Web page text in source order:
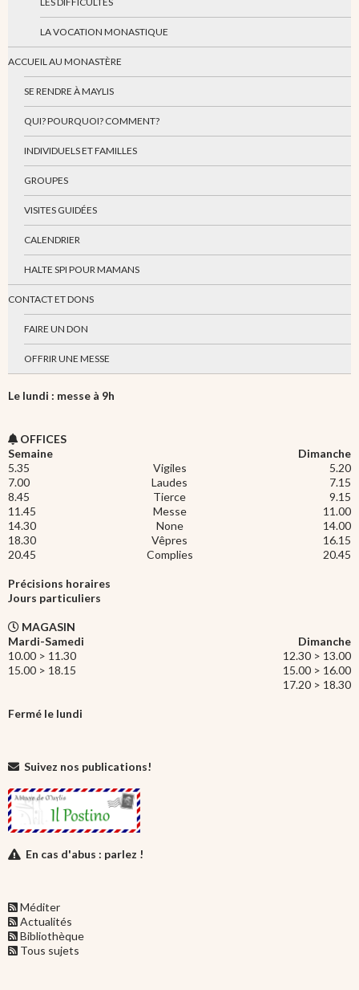
LA VOCATION MONASTIQUE
ACCUEIL AU MONASTÈRE
SE RENDRE À MAYLIS
QUI? POURQUOI? COMMENT?
INDIVIDUELS ET FAMILLES
GROUPES
VISITES GUIDÉES
CALENDRIER
HALTE SPI POUR MAMANS
CONTACT ET DONS
FAIRE UN DON
OFFRIR UNE MESSE
Le lundi : messe à 9h
OFFICES
Semaine
Dimanche
5.35
Vigiles
5.20
7.00
Laudes
7.15
8.45
Tierce
9.15
11.45
Messe
11.00
14.30
None
14.00
18.30
Vêpres
16.15
20.45
Complies 20.45
Précisions horaires
Jours particuliers
MAGASIN
Mardi-Samedi
Dimanche
10.00 > 11.30
12.30 > 13.00
15.00 > 18.15
15.00 > 16.00
17.20 > 18.30
Fermé le lundi
Suivez nos publications!
En cas d'abus : parlez !
Méditer
Actualités
Bibliothèque
Tous sujets